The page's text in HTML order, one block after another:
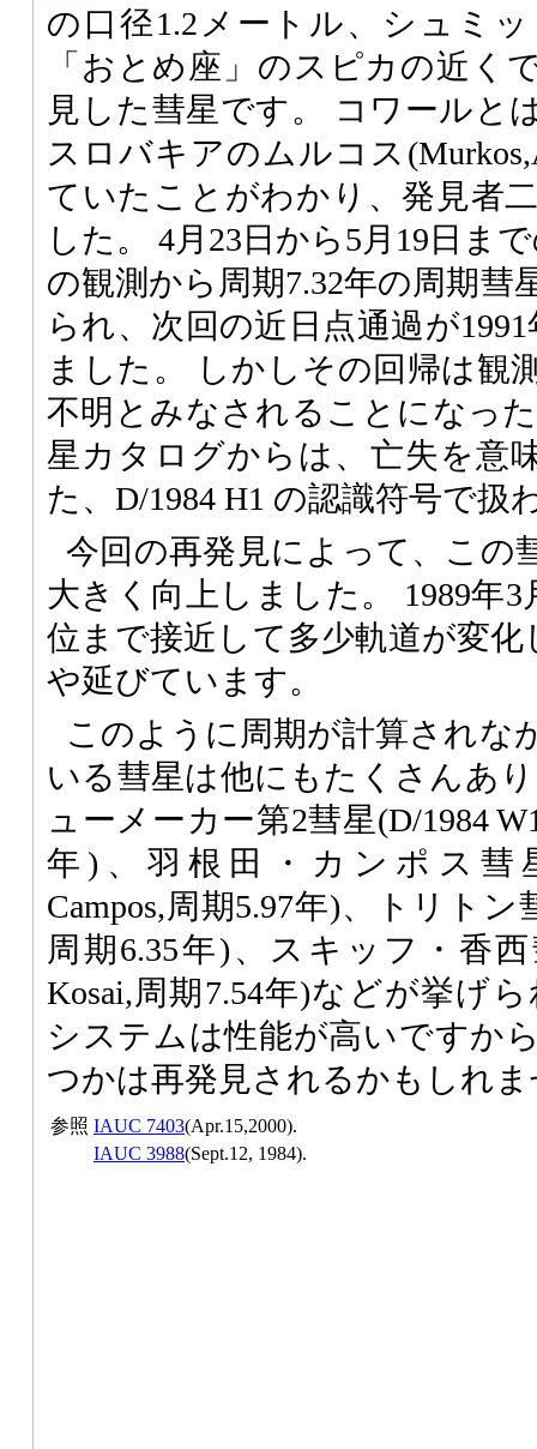
の口径1.2メートル、シュミ
「おとめ座」のスピカの近く
見した彗星です。 コワールと
スロバキアのムルコス
ていたことがわかり、発見者
した。 4月23日から5月19日ま
の観測から周期7.32年の周期彗
られ、次回の近日点通過が
ました。 しかしその回帰は観
不明とみなされることになっ
星カタログからは、亡失を意
た、D/1984 H1 の認識符号で扱
今回の再発見によって、この
大きく向上しました。 1989年3
位まで接近して多少軌道が変化
や延びています。
このように周期が計算されな
いる彗星は他にもたくさんあ
ューメーカー第2彗星(D/1984
年)、羽根田・カンポス彗星
Campos,周期5.97年)、トリトン
周期6.35年)、スキッフ・香西
Kosai,周期7.54年)などが挙げ
システムは性能が高いですか
つかは再発見されるかもしれ
参照 IAUC 7403(Apr.15,2000).
IAUC 3988(Sept.12, 1984).